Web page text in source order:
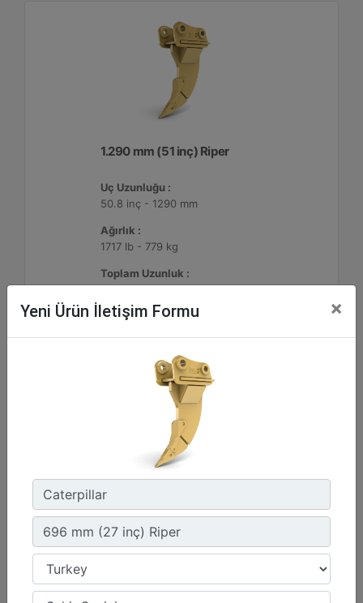
1.290 mm (51 inç) Riper
Uç Uzunluğu :
50.8 inç - 1290 mm
Ağırlık :
1717 lb - 779 kg
Toplam Uzunluk :
67 inç - 1703 mm
Yeni Ürün İletişim Formu ×